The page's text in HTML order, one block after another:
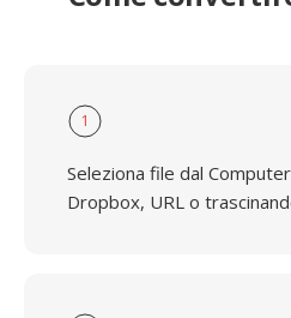
1
Seleziona file dal
Dropbox, URL o